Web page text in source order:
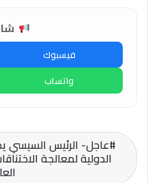
فيسبوك
واتساب
عاجل- الرئيس السيسي
الدولية لمعالجة